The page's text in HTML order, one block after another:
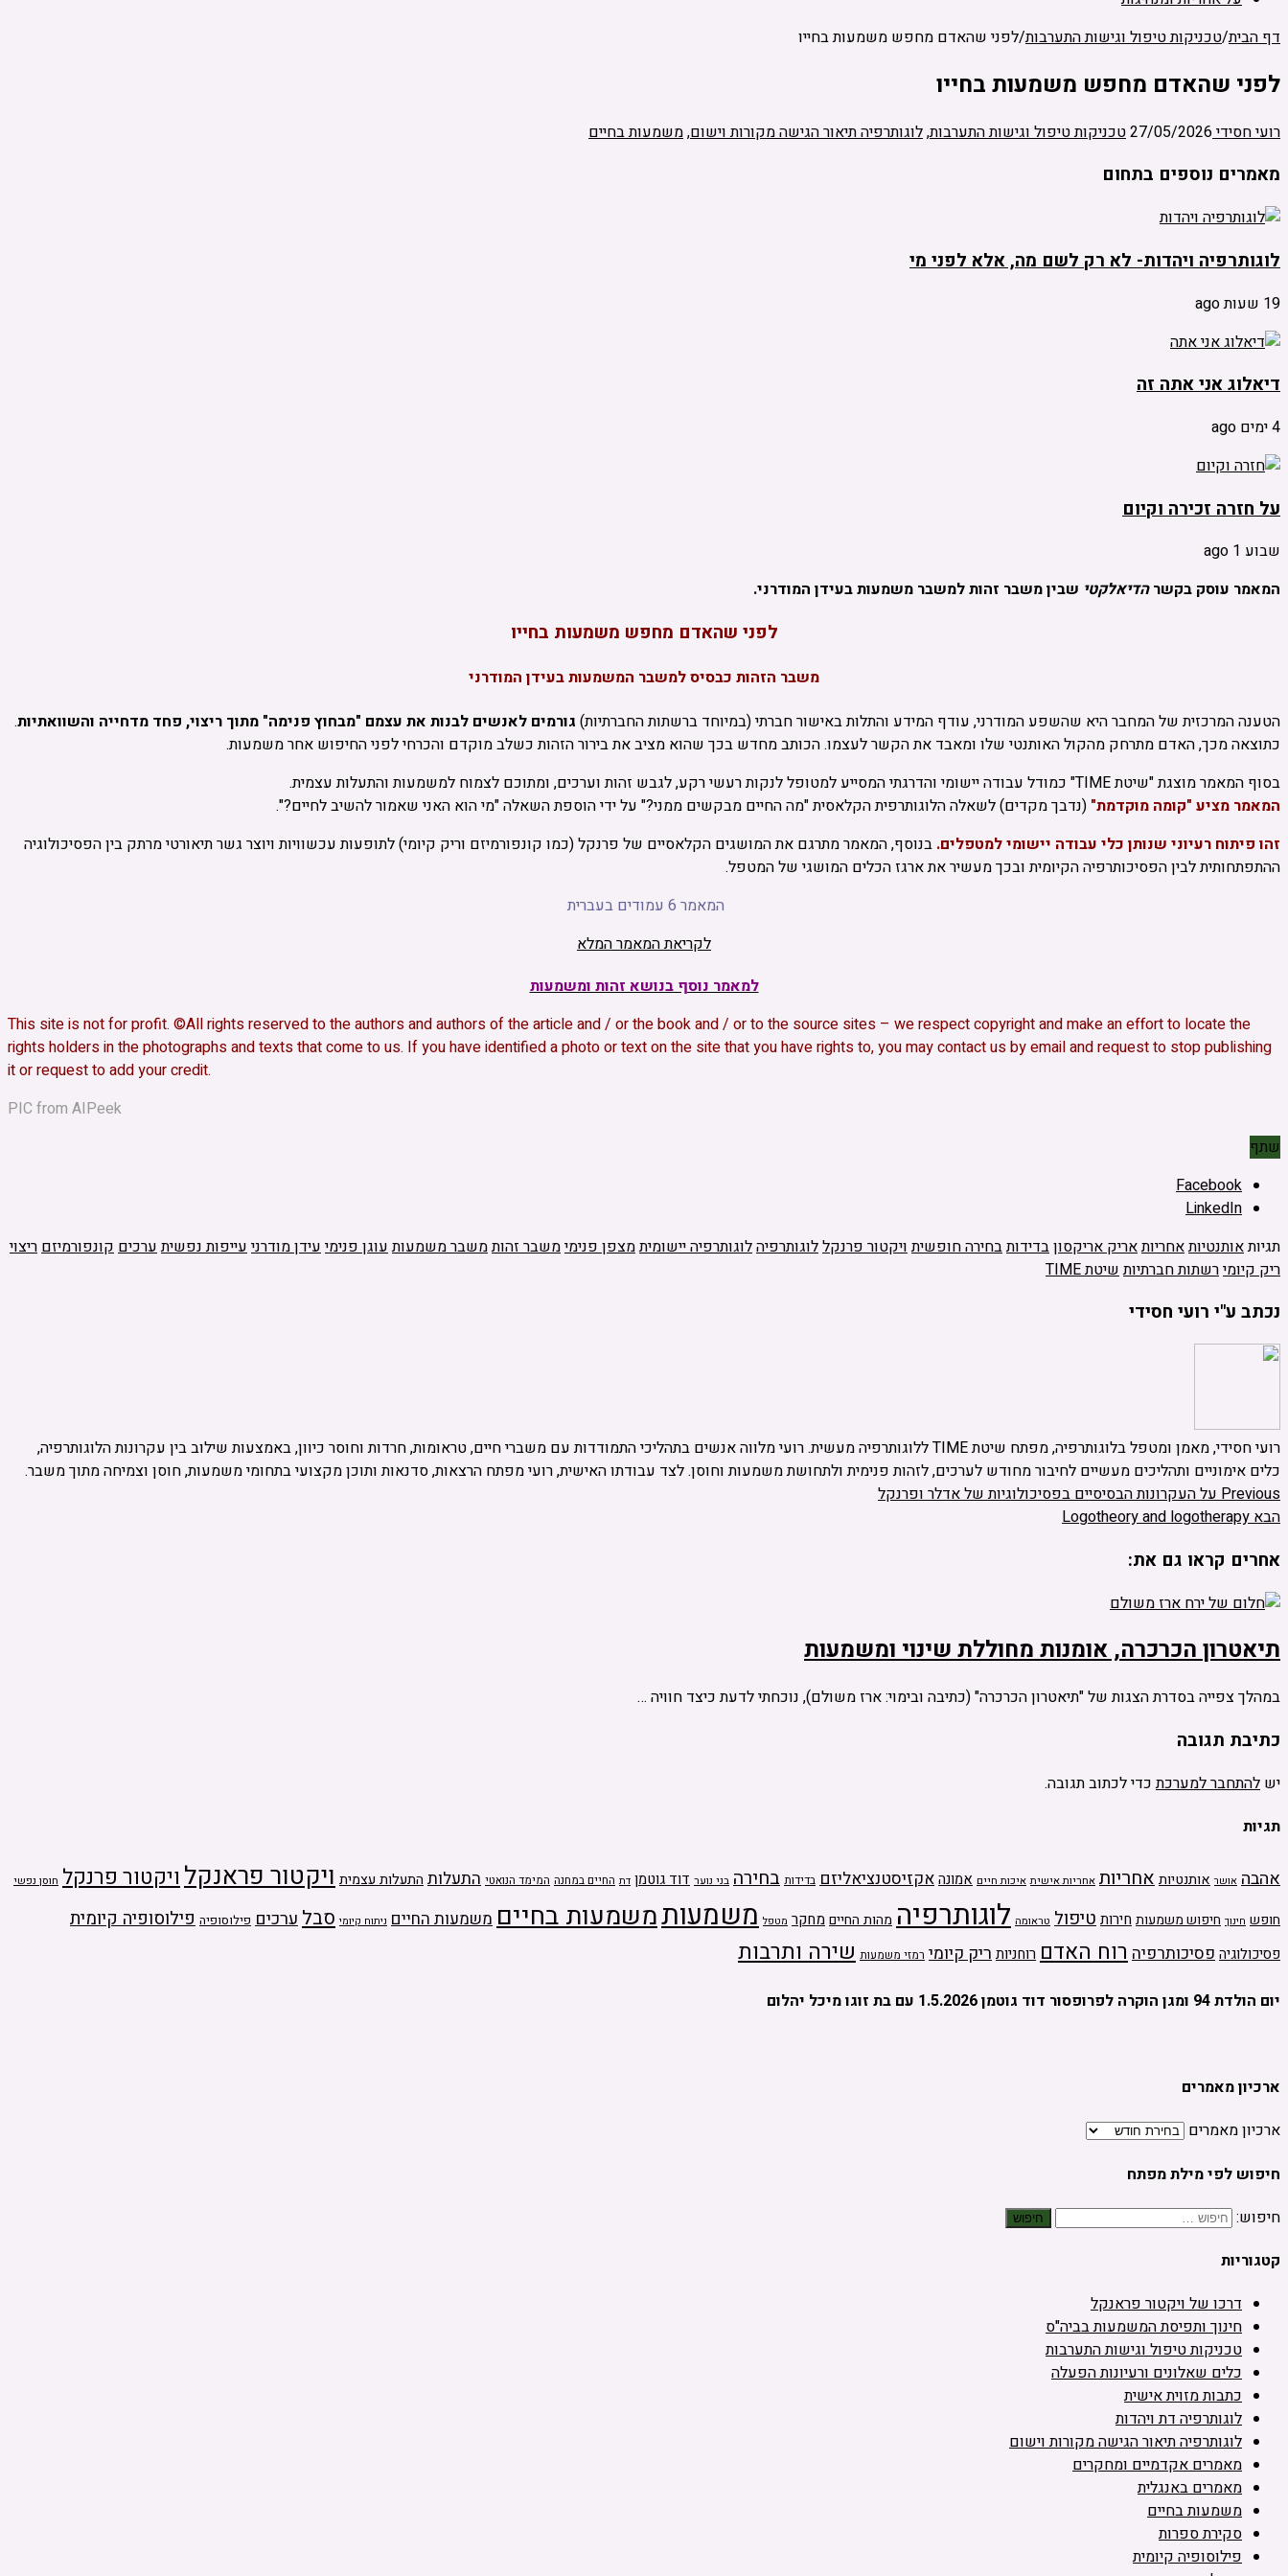
דף הבית/טכניקות טיפול וגישות התערבות/לפני שהאדם מחפש משמעות בחייו
לפני שהאדם מחפש משמעות בחייו
רועי חסידי27/05/2026טכניקות טיפול וגישות התערבות,לוגותרפיה תיאור הגישה מקורות וישום,משמעות בחיים
מאמרים נוספים בתחום
לוגותרפיה ויהדות- לא רק לשם מה, אלא לפני מי
19 שעות ago
דיאלוג אני אתה זה
4 ימים ago
על חזרה זכירה וקיום
שבוע 1 ago
המאמר עוסק בקשרהדיאלקטי שבין משבר זהות למשבר משמעות בעידן המודרני.
לפני שהאדם מחפש משמעות בחייו
משבר הזהות כבסיס למשבר המשמעות בעידן המודרני
הטענה המרכזית של המחבר היא שהשפע המודרני, עודף המידע והתלות באישור חברתי (במיוחד ברשתות החברתיות) גורמים לאנשים לבנות את עצמם "מבחוץ פנימה" מתוך ריצוי, פחד מדחייה והשוואתיות.
כתוצאה מכך, האדם מתרחק מהקול האותנטי שלו ומאבד את הקשר לעצמו. הכותב מחדש בכך שהוא מציב את בירור הזהות כשלב מוקדם והכרחי לפני החיפוש אחר משמעות.
בסוף המאמר מוצגת "שיטת TIME" כמודל עבודה יישומי והדרגתי המסייע למטופל לנקות רעשי רקע, לגבש זהות וערכים, ומתוכם לצמוח למשמעות והתעלות עצמית.
המאמר מציע "קומה מוקדמת" (נדבך מקדים) לשאלה הלוגותרפית הקלאסית "מה החיים מבקשים ממני?" על ידי הוספת השאלה "מי הוא האני שאמור להשיב לחיים?".
זהו פיתוח רעיוני שנותן כלי עבודה יישומי למטפלים. בנוסף, המאמר מתרגם את המושגים הקלאסיים של פרנקל (כמו קונפורמיזם וריק קיומי) לתופעות עכשוויות ויוצר גשר תיאורטי מרתק בין הפסיכולוגיה
ההתפתחותית לבין הפסיכותרפיה הקיומית ובכך מעשיר את ארגז הכלים המושגי של המטפל.
המאמר 6 עמודים בעברית
לקריאת המאמר המלא
למאמר נוסף בנושא זהות ומשמעות
This site is not for profit. ©All rights reserved to the authors and authors of the article and / or the book and / or to the source sites – we respect copyright and make an effort to locate the
rights holders in the photographs and texts that come to us. If you have identified a photo or text on the site that you have rights to, you may contact us by email and request to stop publishing
it or request to add your credit.
PIC from AIPeek
שתף
Facebook
LinkedIn
תגיותאותנטיותאחריותאריק אריקסוןבדידותבחירה חופשית ויקטור פרנקללוגותרפיהלוגותרפיה יישומיתמצפן פנימימשבר זהותמשבר משמעות עוגן פנימי עידן מודרני עייפות נפשית ערכים קונפורמיזם ריצוי
ריק קיומירשתות חברתיות שיטת TIME
נכתב ע"י רועי חסידי
רועי חסידי, מאמן ומטפל בלוגותרפיה, מפתח שיטת TIME ללוגותרפיה מעשית. רועי מלווה אנשים בתהליכי התמודדות עם משברי חיים, טראומות, חרדות וחוסר כיוון, באמצעות שילוב בין עקרונות הלוגותרפיה,
כלים אימוניים ותהליכים מעשיים לחיבור מחודש לערכים, לזהות פנימית ולתחושת משמעות וחוסן. לצד עבודתו האישית, רועי מפתח הרצאות, סדנאות ותוכן מקצועי בתחומי משמעות, חוסן וצמיחה מתוך משבר.
Previousעל העקרונות הבסיסיים בפסיכולוגיות של אדלר ופרנקל
הבאLogotheory and logotherapy
אחרים קראו גם את:
תיאטרון הכרכרה, אומנות מחוללת שינוי ומשמעות
במהלך צפייה בסדרת הצגות של "תיאטרון הכרכרה" (כתיבה ובימוי: ארז משולם), נוכחתי לדעת כיצד חוויה …
כתיבת תגובה
יש להתחבר למערכתכדי לכתוב תגובה.
תגיות
אהבה אושר אותנטיותאחריות אחריות אישית איכות חיים אמונהאקזיסטנציאליזם בדידות בחירה בני נוער דוד גוטמן דת החיים במחנה המימד הנואטי התעלותהתעלות עצמיתויקטור פראנקלויקטור פרנקל חוסן נפשי
חופש חינוך חיפוש משמעות חירותטיפול טראומה לוגותרפיהמהות החייםמחקר מטפל משמעותמשמעות בחייםמשמעות החיים ניתוח קיומי סבלערכים פילוסופיה פילוסופיה קיומית
פסיכולוגיהפסיכותרפיה רוח האדם רוחניותריק קיומי רמזי משמעות שירה ותרבות
יום הולדת 94 ומגן הוקרה לפרופסור דוד גוטמן 1.5.2026 עם בת זוגו מיכל יהלום
ארכיון מאמרים
ארכיון מאמרים
חיפוש לפי מילת מפתח
חיפוש:
קטגוריות
דרכו של ויקטור פראנקל
חינוך ותפיסת המשמעות בביה"ס
טכניקות טיפול וגישות התערבות
כלים שאלונים ורעיונות הפעלה
כתבות מזוית אישית
לוגותרפיה דת ויהדות
לוגותרפיה תיאור הגישה מקורות וישום
מאמרים אקדמיים ומחקרים
מאמרים באנגלית
משמעות בחיים
סקירת ספרות
פילוסופיה קיומית